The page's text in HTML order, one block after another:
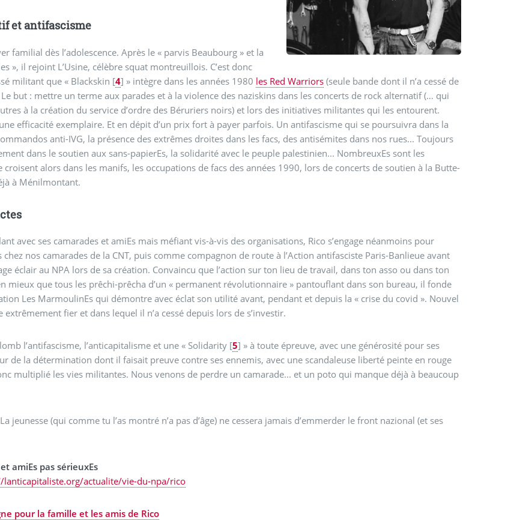
et antifascisme
familial dès l’adolescence. Après le « parvis Beaubourg » et la
», il rejoint L’Usine, célèbre squat montreuillois. C’est donc
militant que « Blackskin [4] » intègre dans les années 1980 les Red Warriors (seule bande dont il n’a cessé de
but : mettre un terme aux parades et à la violence des naziskins dans les concerts de rock alternatif (… qui
à la création du service d’ordre des Béruriers noirs) et lors des initiatives militantes qui les entourent.
efficacité exemplaire. Et en dépit d’un prix fort à payer parfois. Un antifascisme qui se poursuivra dans la
anti-IVG, la présence des extrêmes droites dans les facs, des antisémites dans nos rues... Toujours
dans le soutien aux sans-papierEs, la solidarité avec le peuple palestinien... NombreuxEs sont les
croisent alors dans les manifs, les occupations de facs des années 1990, lors de concerts de soutien à la Butte-
à Ménilmontant.
avec ses camarades et amiEs mais méfiant vis-à-vis des organisations, Rico s’engage néanmoins pour
chez nos camarades de la CNT, puis comme compagnon de route à l’Action antifasciste Paris-Banlieue avant
éclair au NPA lors de sa création. Convaincu que l’action sur ton lieu de travail, dans ton asso ou dans ton
mieux que tous les prêchi-prêcha d’un « permanent révolutionnaire » pantouflant dans son bureau, il fonde
Les MarmoulinEs qui démontre avec éclat son utilité avant, pendant et depuis la « crise du covid ». Nouvel
extrêmement fier et dans lequel il n’a cessé depuis lors de s’investir.
l’antifascisme, l’anti­capitalisme et une « Solidarity [5] » à toute épreuve, avec une générosité pour ses
de la détermination dont il faisait preuve contre ses ennemis, avec une scandaleuse liberté peinte en rouge
multiplié les vies militantes. Nous venons de perdre un camarade... et un poto qui manque déjà à beaucoup
jeunesse (qui comme tu l’as montré n’a pas d’âge) ne cessera jamais d’emmerder le front nazional (et ses
amiEs pas sérieuxEs
lanticapitaliste.org/actualite/vie-du-npa/rico
Cagnotte en ligne pour la famille et les amis de Rico